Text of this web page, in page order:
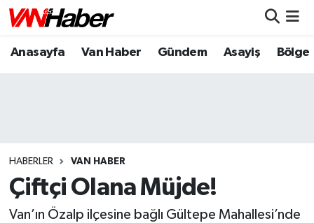
Anasayfa Van Haber Gündem Asayiş Bölge
HABERLER VAN HABER
Çiftçi Olana Müjde!
Van’ın Özalp ilçesine bağlı Gültepe Mahallesi’nde
Nöbetçi Eczaneler
Puan Durumu ve Fikstür
Tüm Manşetler